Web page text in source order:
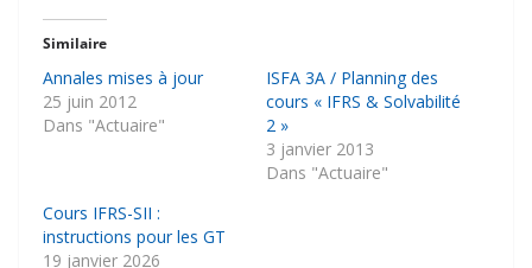
Similaire
Annales mises à jour
25 juin 2012
Dans "Actuaire"
ISFA 3A / Planning des
cours « IFRS & Solvabilité
2 »
3 janvier 2013
Dans "Actuaire"
Cours IFRS-SII :
instructions pour les GT
19 janvier 2026